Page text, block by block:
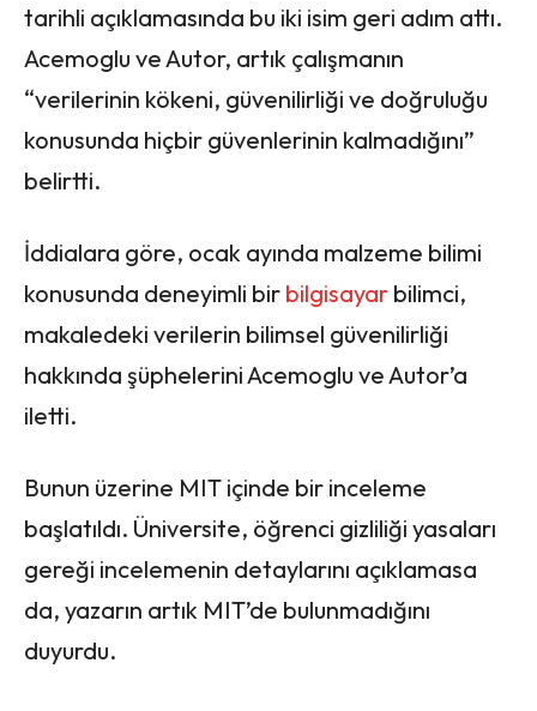
tarihli açıklamasında bu iki isim geri adım attı.
Acemoglu ve Autor, artık çalışmanın
“verilerinin kökeni, güvenilirliği ve doğruluğu
konusunda hiçbir güvenlerinin kalmadığını”
belirtti.
İddialara göre, ocak ayında malzeme bilimi
konusunda deneyimli bir bilgisayar bilimci,
makaledeki verilerin bilimsel güvenilirliği
hakkında şüphelerini Acemoglu ve Autor’a
iletti.
Bunun üzerine MIT içinde bir inceleme
başlatıldı. Üniversite, öğrenci gizliliği yasaları
gereği incelemenin detaylarını açıklamasa
da, yazarın artık MIT’de bulunmadığını
duyurdu.